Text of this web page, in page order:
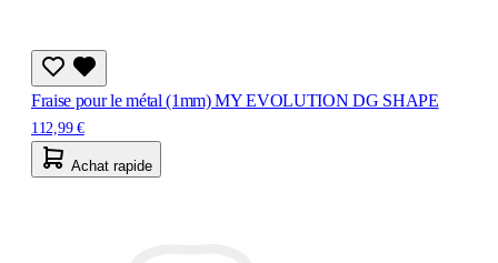
Fraise pour le métal (1mm) MY EVOLUTION DG SHAPE
112,99 €
Achat rapide